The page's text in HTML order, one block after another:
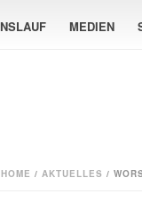
MEDIEN
HOME / AKTUELLES /